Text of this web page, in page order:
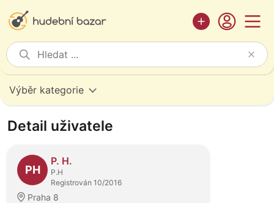
Výběr kategorie
Detail uživatele
PH
P. H.
P.H
Registrován 10/2016
Praha 8